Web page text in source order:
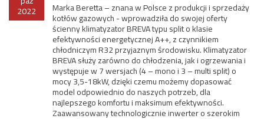
2022 Marka Beretta – znana w Polsce z produkcji i sprzedaży
kotłów gazowych - wprowadziła do swojej oferty
ścienny klimatyzator BREVA typu split o klasie
efektywności energetycznej A++, z czynnikiem
chłodniczym R32 przyjaznym środowisku. Klimatyzator
BREVA służy zarówno do chłodzenia, jak i ogrzewania i
występuje w 7 wersjach (4 – mono i 3 – multi split) o
mocy 3,5-18kW, dzięki czemu możemy dopasować
model odpowiednio do naszych potrzeb, dla
najlepszego komfortu i maksimum efektywności.
Zaawansowany technologicznie inwerter o szerokim